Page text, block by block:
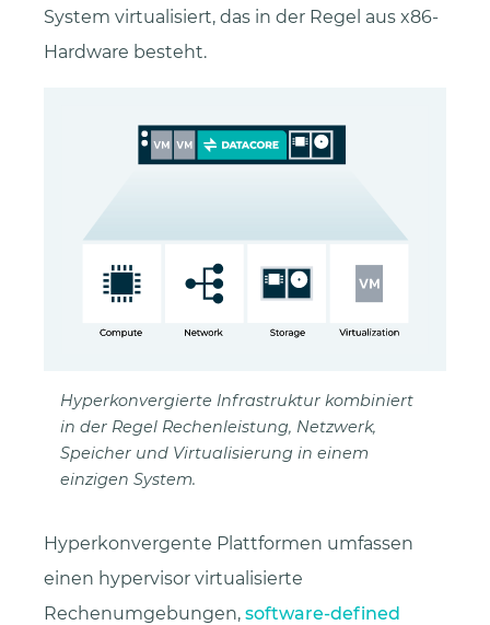
System virtualisiert, das in der Regel aus x86-
Hardware besteht.
Hyperkonvergierte Infrastruktur kombiniert
in der Regel Rechenleistung, Netzwerk,
Speicher und Virtualisierung in einem
einzigen System.
Hyperkonvergente Plattformen umfassen
einen hypervisor virtualisierte
Rechenumgebungen, software-defined